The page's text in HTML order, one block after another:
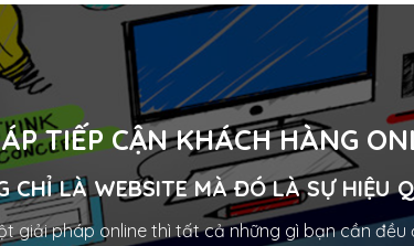
TIẾP CẬN KHÁCH HÀNG
CHỈ LÀ WEBSITE MÀ ĐÓ LÀ SỰ HIỆU
giải pháp online thì tất cả những gì bạn cần đều